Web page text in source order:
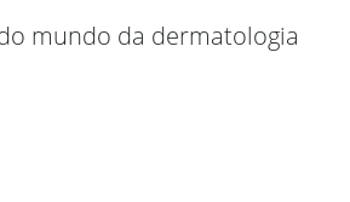
mundo da dermatologia